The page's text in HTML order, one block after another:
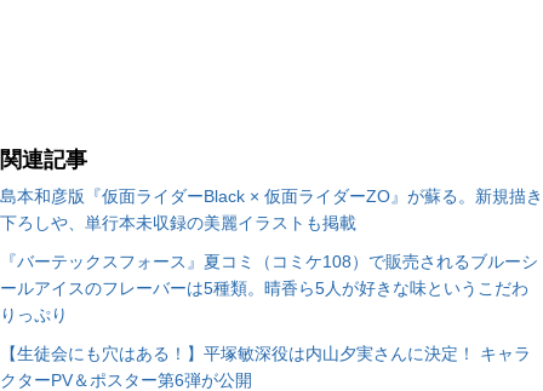
関連記事
島本和彦版『仮面ライダーBlack × 仮面ライダーZO』が蘇る。新規描き
下ろしや、単行本未収録の美麗イラストも掲載
『バーテックスフォース』夏コミ（コミケ108）で販売されるブルーシ
ールアイスのフレーバーは5種類。晴香ら5人が好きな味というこだわ
りっぷり
【生徒会にも穴はある！】平塚敏深役は内山夕実さんに決定！ キャラ
クターPV＆ポスター第6弾が公開